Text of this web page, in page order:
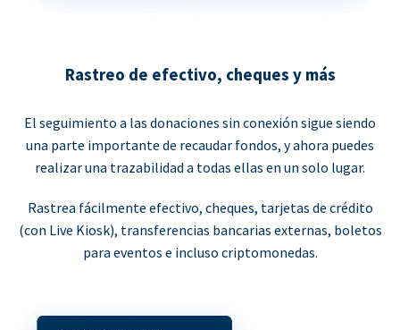
Rastreo de efectivo, cheques y más
El seguimiento a las donaciones sin conexión sigue siendo
una parte importante de recaudar fondos, y ahora puedes
realizar una trazabilidad a todas ellas en un solo lugar.
Rastrea fácilmente efectivo, cheques, tarjetas de crédito
(con Live Kiosk), transferencias bancarias externas, boletos
para eventos e incluso criptomonedas.